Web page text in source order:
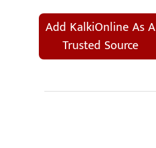
Add KalkiOnline As A
Trusted Source